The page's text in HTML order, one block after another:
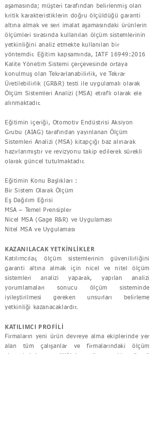
aşamasında; müşteri tarafından belirlenmiş olan
kritik karakteristiklerin doğru ölçüldüğü garanti
altına almak ve seri imalat aşamasındaki ürünlerin
ölçümleri sırasında kullanılan ölçüm sistemlerinin
yetkinliğini analiz etmekte kullanılan bir
yöntemdir. Eğitim kapsamında, IATF 16949:2016
Kalite Yönetim Sistemi çerçevesinde ortaya
konulmuş olan Tekrarlanabilirlik, ve Tekrar
Üretilebilirlik (GR&R) testi ile uygulamalı olarak
Ölçüm Sistemleri Analizi (MSA) etraflı olarak ele
alınmaktadır.
Eğitimin içeriği, Otomotiv Endüstrisi Aksiyon
Grubu (AIAG) tarafından yayınlanan Ölçüm
Sistemleri Analizi (MSA) kitapçığı baz alınarak
hazırlanmıştır ve revizyonu takip edilerek sürekli
olarak güncel tutulmaktadır.
Eğitimin Konu Başlıkları :
Bir Sistem Olarak Ölçüm
Eş Dağılım Eğrisi
MSA – Temel Prensipler
Nicel MSA (Gage R&R) ve Uygulaması
Nitel MSA ve Uygulaması
KAZANILACAK YETKİNLİKLER
Katılımcılar, ölçüm sistemlerinin güvenilirliğini
garanti altına almak için nicel ve nitel ölçüm
sistemleri analizi yaparak, yapılan analizi
yorumlamaları sonucu ölçüm sisteminde
iyileştirilmesi gereken unsurları belirleme
yetkinliği kazanacaklardır.
KATILIMCI PROFİLİ
Firmaların yeni ürün devreye alma ekiplerinde yer
alan tüm çalışanlar ve firmalarındaki ölçüm